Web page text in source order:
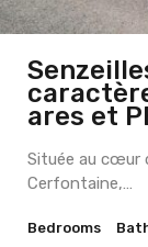
ares et
Située au cœur
Cerfontaine,…
Bedrooms